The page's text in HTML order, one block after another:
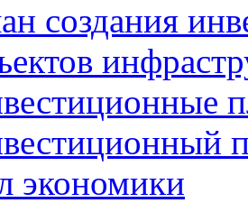
создания
экономики